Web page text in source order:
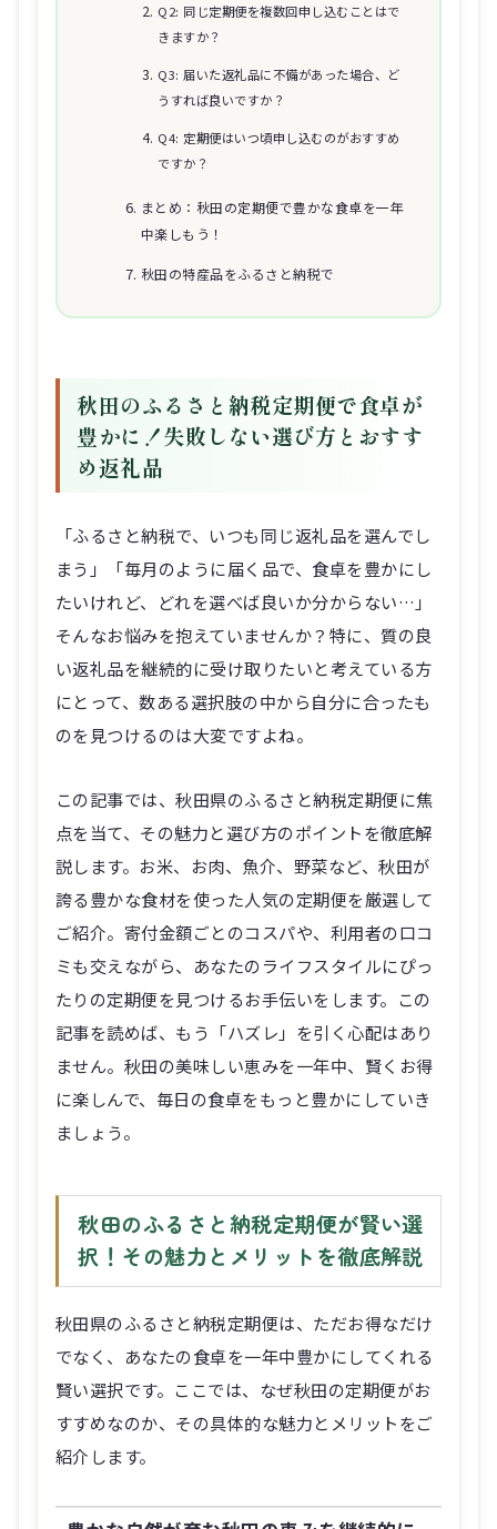
Q2: 同じ定期便を複数回申し込むことはで
きますか？
Q3: 届いた返礼品に不備があった場合、ど
うすれば良いですか？
Q4: 定期便はいつ頃申し込むのがおすすめ
ですか？
まとめ：秋田の定期便で豊かな食卓を一年
中楽しもう！
秋田の特産品をふるさと納税で
秋田のふるさと納税定期便で食卓が
豊かに！失敗しない選び方とおすす
め返礼品
「ふるさと納税で、いつも同じ返礼品を選んでし
まう」「毎月のように届く品で、食卓を豊かにし
たいけれど、どれを選べば良いか分からない…」
そんなお悩みを抱えていませんか？特に、質の良
い返礼品を継続的に受け取りたいと考えている方
にとって、数ある選択肢の中から自分に合ったも
のを見つけるのは大変ですよね。
この記事では、秋田県のふるさと納税定期便に焦
点を当て、その魅力と選び方のポイントを徹底解
説します。お米、お肉、魚介、野菜など、秋田が
誇る豊かな食材を使った人気の定期便を厳選して
ご紹介。寄付金額ごとのコスパや、利用者の口コ
ミも交えながら、あなたのライフスタイルにぴっ
たりの定期便を見つけるお手伝いをします。この
記事を読めば、もう「ハズレ」を引く心配はあり
ません。秋田の美味しい恵みを一年中、賢くお得
に楽しんで、毎日の食卓をもっと豊かにしていき
ましょう。
秋田のふるさと納税定期便が賢い選
択！その魅力とメリットを徹底解説
秋田県のふるさと納税定期便は、ただお得なだけ
でなく、あなたの食卓を一年中豊かにしてくれる
賢い選択です。ここでは、なぜ秋田の定期便がお
すすめなのか、その具体的な魅力とメリットをご
紹介します。